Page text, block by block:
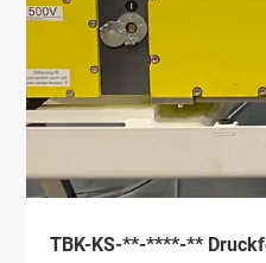
TBK-KS-**-****-**